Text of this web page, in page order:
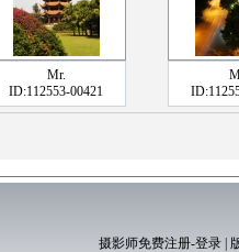
Mr.
ID:112553-00421
摄影师免费注册-登录|